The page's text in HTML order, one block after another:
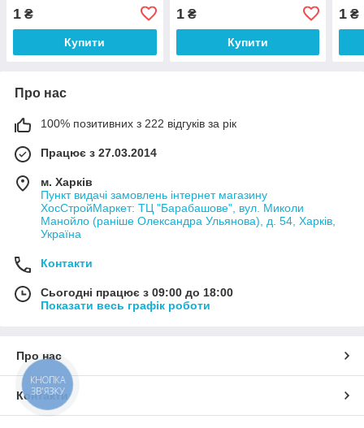
1 ₴
Купити
1₴
Купити
1 ₴
Про нас
100% позитивних з 222 відгуків за рік
Працює з 27.03.2014
м. Харків
Пункт видачі замовлень інтернет магазину
ХосСтройМаркет: ТЦ "Барабашове", вул. Миколи
Манойло (раніше Олександра Ульянова), д. 54, Харків,
Україна
Контакти
Сьогодні працює з 09:00 до 18:00
Показати весь графік роботи
Про нас
Контакти
КНОПКА
ЗВ'ЯЗКУ